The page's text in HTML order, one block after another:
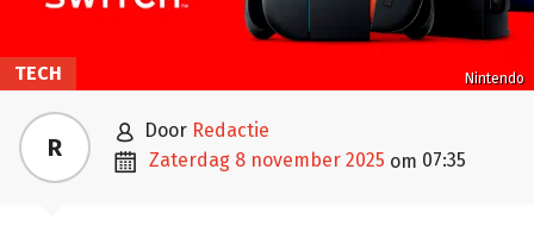
Nintendo
TECH
R  door Redactie
 zaterdag 8 november 2025 om 07:35